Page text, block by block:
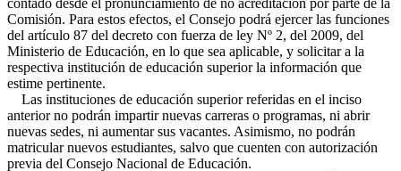
contado desde el pronunciamiento de no acreditación por parte de la
Comisión. Para estos efectos, el Consejo podrá ejercer las funciones
del artículo 87 del decreto con fuerza de ley Nº 2, del 2009, del
Ministerio de Educación, en lo que sea aplicable, y solicitar a la
respectiva institución de educación superior la información que
estime pertinente.
Las instituciones de educación superior referidas en el inciso
anterior no podrán impartir nuevas carreras o programas, ni abrir
nuevas sedes, ni aumentar sus vacantes. Asimismo, no podrán
matricular nuevos estudiantes, salvo que cuenten con autorización
previa del Consejo Nacional de Educación.